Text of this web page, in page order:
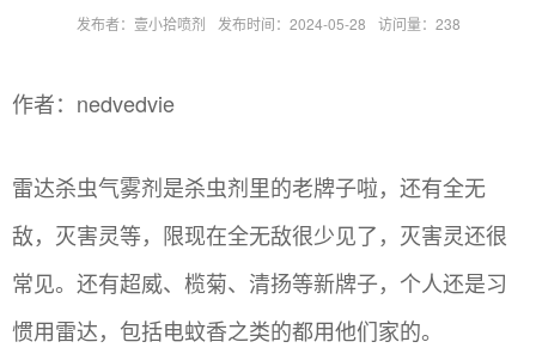
发布者：壹小拾喷剂 发布时间：2024-05-28 访问量：238
作者：nedvedvie
雷达杀虫气雾剂是杀虫剂里的老牌子啦，还有全无
敌，灭害灵等，限现在全无敌很少见了，灭害灵还很
常见。还有超威、榄菊、清扬等新牌子，个人还是习
惯用雷达，包括电蚊香之类的都用他们家的。